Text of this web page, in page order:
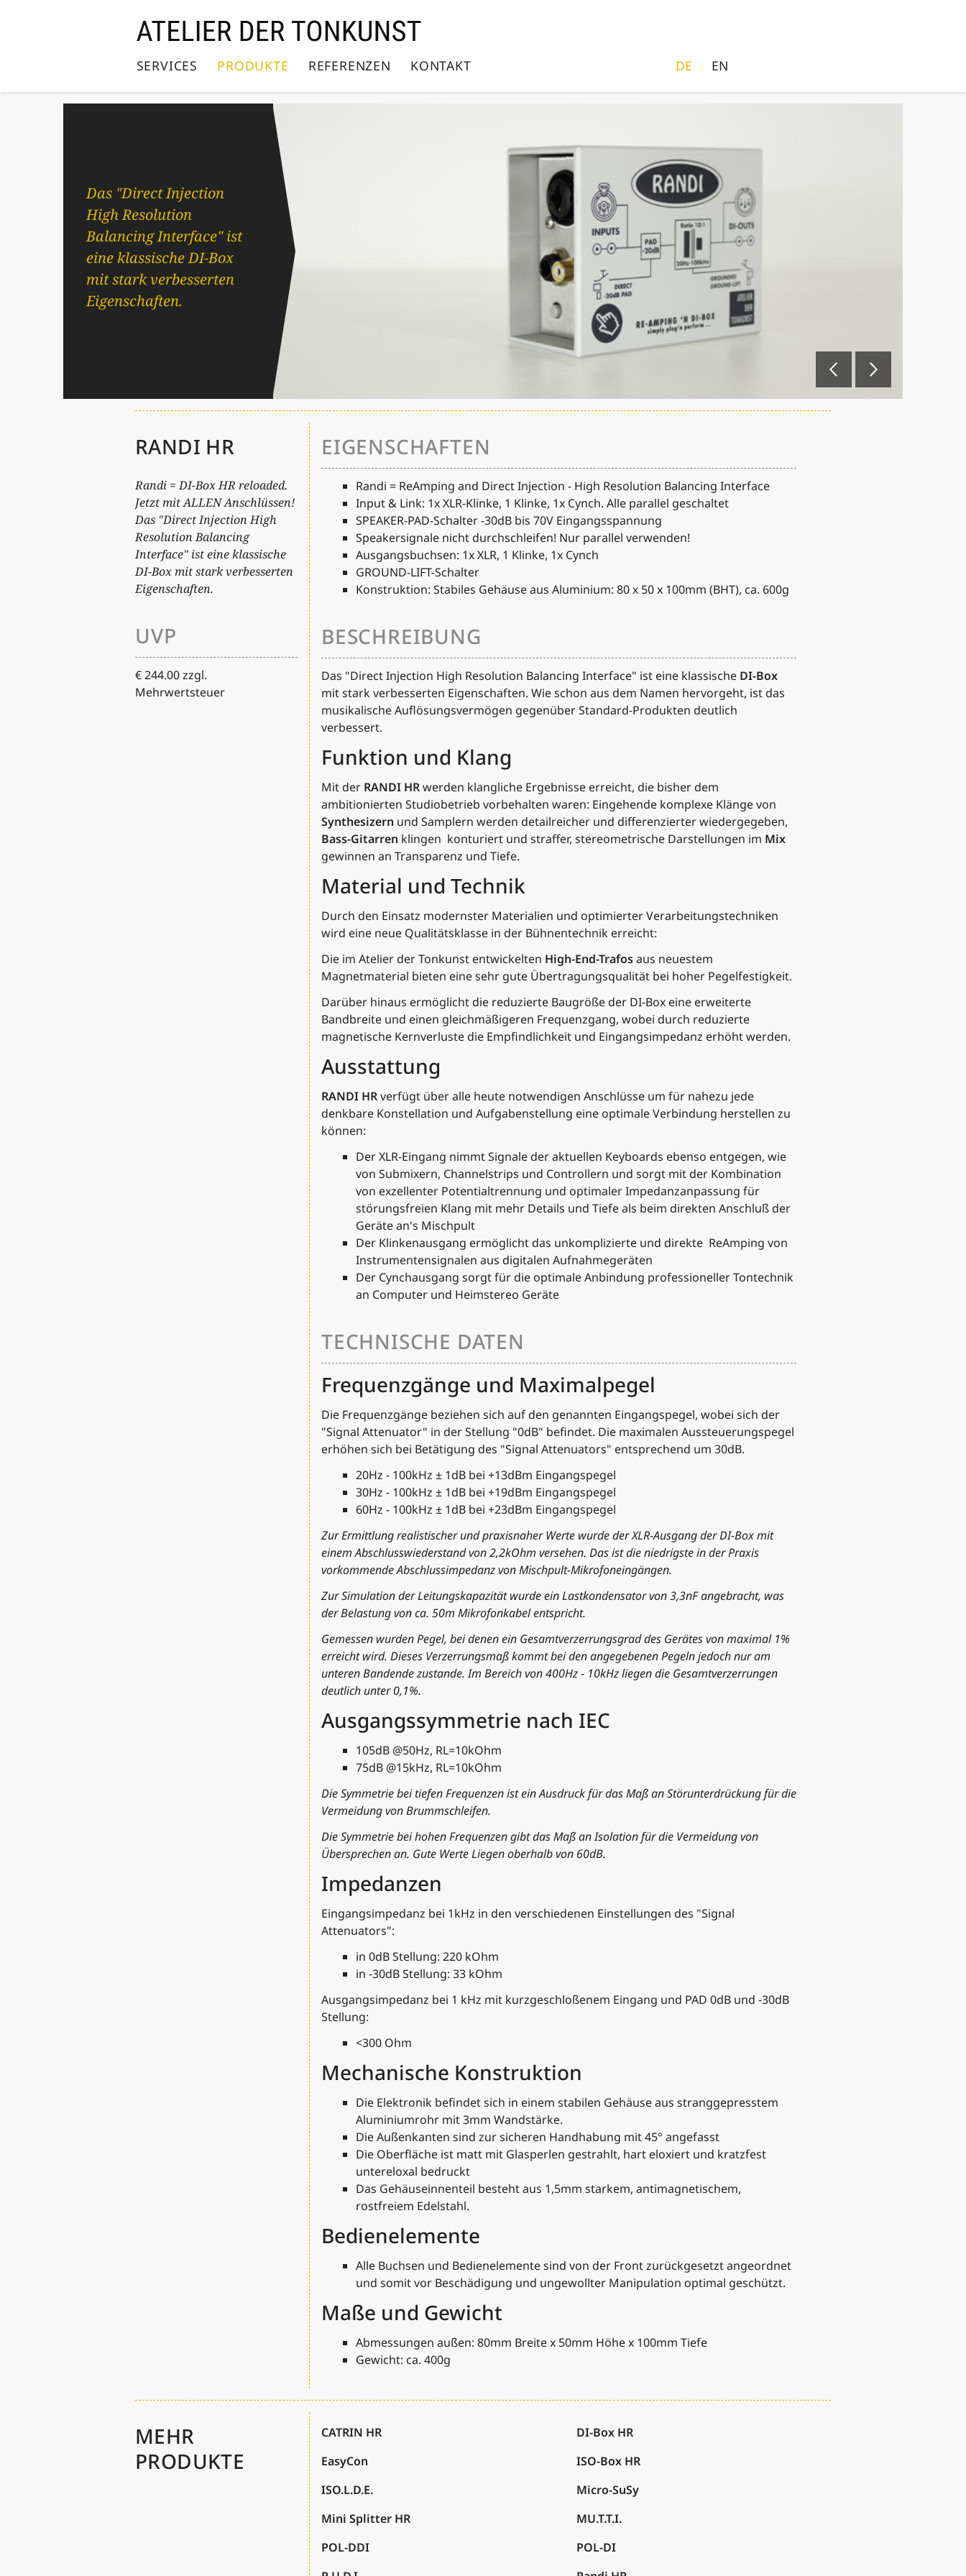
DE EN
SERVICES PRODUKTE REFERENZEN KONTAKT
Das "Direct Injection
High Resolution
Balancing Interface" ist
eine klassische DI-Box
mit stark verbesserten
Eigenschaften.
RANDI HR
Randi = DI-Box HR reloaded.
Jetzt mit ALLEN Anschlüssen!
Das "Direct Injection High
Resolution Balancing
Interface" ist eine klassische
DI-Box mit stark verbesserten
Eigenschaften.
UVP
€ 244.00 zzgl.
Mehrwertsteuer
EIGENSCHAFTEN
Randi = ReAmping and Direct Injection - High Resolution Balancing Interface
Input & Link: 1x XLR-Klinke, 1 Klinke, 1x Cynch. Alle parallel geschaltet
SPEAKER-PAD-Schalter -30dB bis 70V Eingangsspannung
Speakersignale nicht durchschleifen! Nur parallel verwenden!
Ausgangsbuchsen: 1x XLR, 1 Klinke, 1x Cynch
GROUND-LIFT-Schalter
Konstruktion: Stabiles Gehäuse aus Aluminium: 80 x 50 x 100mm (BHT), ca. 600g
BESCHREIBUNG
Das "Direct Injection High Resolution Balancing Interface" ist eine klassische DI-Box
mit stark verbesserten Eigenschaften. Wie schon aus dem Namen hervorgeht, ist das
musikalische Auflösungsvermögen gegenüber Standard-Produkten deutlich
verbessert.
Funktion und Klang
Mit der RANDI HRwerden klangliche Ergebnisse erreicht, die bisher dem
ambitionierten Studiobetrieb vorbehalten waren: Eingehende komplexe Klänge von
Synthesizern und Samplern werden detailreicher und differenzierter wiedergegeben,
Bass-Gitarren klingen konturiert und straffer, stereometrische Darstellungen im Mix
gewinnen an Transparenz und Tiefe.
Material und Technik
Durch den Einsatz modernster Materialien und optimierter Verarbeitungstechniken
wird eine neue Qualitätsklasse in der Bühnentechnik erreicht:
Die im Atelier der Tonkunst entwickelten High-End-Trafosaus neuestem
Magnetmaterial bieten eine sehr gute Übertragungsqualität bei hoher Pegelfestigkeit.
Darüber hinaus ermöglicht die reduzierte Baugröße der DI-Box eine erweiterte
Bandbreite und einen gleichmäßigeren Frequenzgang, wobei durch reduzierte
magnetische Kernverluste die Empfindlichkeit und Eingangsimpedanz erhöht werden.
Ausstattung
RANDI HRverfügt über alle heute notwendigen Anschlüsse um für nahezu jede
denkbare Konstellation und Aufgabenstellung eine optimale Verbindung herstellen zu
können:
Der XLR-Eingang nimmt Signale der aktuellen Keyboards ebenso entgegen, wie
von Submixern, Channelstrips und Controllern und sorgt mit der Kombination
von exzellenter Potentialtrennung und optimaler Impedanzanpassung für
störungsfreien Klang mit mehr Details und Tiefe als beim direkten Anschluß der
Geräte an's Mischpult
Der Klinkenausgang ermöglicht das unkomplizierte und direkte ReAmping von
Instrumentensignalen aus digitalen Aufnahmegeräten
Der Cynchausgang sorgt für die optimale Anbindung professioneller Tontechnik
an Computer und Heimstereo Geräte
TECHNISCHE DATEN
Frequenzgänge und Maximalpegel
Die Frequenzgänge beziehen sich auf den genannten Eingangspegel, wobei sich der
"Signal Attenuator" in der Stellung "0dB" befindet. Die maximalen Aussteuerungspegel
erhöhen sich bei Betätigung des "Signal Attenuators" entsprechend um 30dB.
20Hz - 100kHz ± 1dB bei +13dBm Eingangspegel
30Hz - 100kHz ± 1dB bei +19dBm Eingangspegel
60Hz - 100kHz ± 1dB bei +23dBm Eingangspegel
Zur Ermittlung realistischer und praxisnaher Werte wurde der XLR-Ausgang der DI-Box mit
einem Abschlusswiederstand von 2,2kOhm versehen. Das ist die niedrigste in der Praxis
vorkommende Abschlussimpedanz von Mischpult-Mikrofoneingängen.
Zur Simulation der Leitungskapazität wurde ein Lastkondensator von 3,3nF angebracht, was
der Belastung von ca. 50m Mikrofonkabel entspricht.
Gemessen wurden Pegel, bei denen ein Gesamtverzerrungsgrad des Gerätes von maximal 1%
erreicht wird. Dieses Verzerrungsmaß kommt bei den angegebenen Pegeln jedoch nur am
unteren Bandende zustande. Im Bereich von 400Hz - 10kHz liegen die Gesamtverzerrungen
deutlich unter 0,1%.
Ausgangssymmetrie nach IEC
105dB @50Hz, RL=10kOhm
75dB @15kHz, RL=10kOhm
Die Symmetrie bei tiefen Frequenzen ist ein Ausdruck für das Maß an Störunterdrückung für die
Vermeidung von Brummschleifen.
Die Symmetrie bei hohen Frequenzen gibt das Maß an Isolation für die Vermeidung von
Übersprechen an. Gute Werte Liegen oberhalb von 60dB.
Impedanzen
Eingangsimpedanz bei 1kHz in den verschiedenen Einstellungen des "Signal
Attenuators":
in 0dB Stellung: 220 kOhm
in -30dB Stellung: 33 kOhm
Ausgangsimpedanz bei 1 kHz mit kurzgeschloßenem Eingang und PAD 0dB und -30dB
Stellung:
<300 Ohm
Mechanische Konstruktion
Die Elektronik befindet sich in einem stabilen Gehäuse aus stranggepresstem
Aluminiumrohr mit 3mm Wandstärke.
Die Außenkanten sind zur sicheren Handhabung mit 45° angefasst
Die Oberfläche ist matt mit Glasperlen gestrahlt, hart eloxiert und kratzfest
untereloxal bedruckt
Das Gehäuseinnenteil besteht aus 1,5mm starkem, antimagnetischem,
rostfreiem Edelstahl.
Bedienelemente
Alle Buchsen und Bedienelemente sind von der Front zurückgesetzt angeordnet
und somit vor Beschädigung und ungewollter Manipulation optimal geschützt.
Maße und Gewicht
Abmessungen außen: 80mm Breite x 50mm Höhe x 100mm Tiefe
Gewicht: ca. 400g
MEHR
PRODUKTE
CATRIN HR
DI-Box HR
EasyCon
ISO-Box HR
ISO.L.D.E.
Micro-SuSy
Mini Splitter HR
MU.T.T.I.
POL-DDI
POL-DI